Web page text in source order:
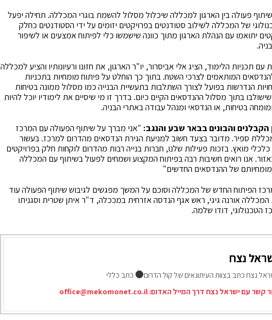
פעולה בין הארגון למכללה שיכלול מסלול להשמת בוגרי המכללה. תחילה יפעל
של המכללה לשילוב סטודנטים בפרויקטים יזומים על ידי הסטודנטים כחלק
יתואמו עם הנהלת הארגון מתוך כוונה שישמשו כלי לפיתוח אמצעים או לשיפור
תכניות הלימוד, הציג אלי אביסרור, יו"ר הארגון, את חזונו ורעיונותיו והציע למכללה
המותאמים לצרכי השטח. בתוך כך הוחלט על פיתוח מומחיות בתכניות
הנדרשות בפועל לצורך השתלבות בתעשיית הבנייה כמו מסלול ממונה בטיחות
בתוך מסלול ההנדסאים הקיים כיום. בדרך זו מי שיסיים את לימודיו יוכל להיות
בטיחות, או הנדסאי ומנהל עבודה באתרי הבניה.
הקבלנים והבונים בבאר שבע והנגב: "אני מברך על שיתוף הפעולה עם המרכז
ספיר. מדובר בצעד חשוב למניעת הגירת הנדסאים מהדרום למרכז. בעשור
כלכלי מואץ. בזכות פעילות שלנו, חברות בנייה רבות מהדרום לוקחות חלק בפרויקטים
אנו רואים חשיבות רבה בפיתוח המקצוע ושמחים לפעול בשיתוף עם המכללה
מומחיותם של ההנדסאים החדשים"
הפיתוח החדש של המכללה וסוכם על המשך מפגשים לגיבוש שיתוף הפעולה עוד
אורנה גיגי, ראש אגף הנדסה אזרחית במככלה, ד"ר איתן שטרית וסגניתו
הטכנולוגי, דודו שלמה.
נצח
נצח כתב בצוות העיתונאים של קול הדרום
כתב כללי
קשר עם ישראל נצח דרך המייל האדום:office@mekomonet.co.il